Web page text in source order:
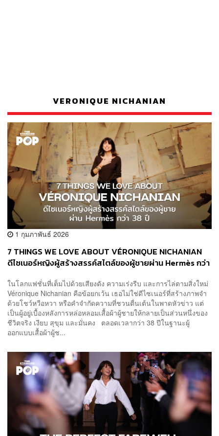
VERONIQUE NICHANIAN
1 กุมภาพันธ์ 2026
7 THINGS WE LOVE ABOUT VÉRONIQUE NICHANIAN
ดีไซเนอร์หญิงผู้สร้างสรรค์สไตล์ของผู้ชายผ่าน Hermès กว่า
ในโลกแฟชั่นที่เต็มไปด้วยเสียงดัง ความเร่งรีบ และการไล่ตามสิ่งใหม่
Véronique Nichanian คือข้อยกเว้น เธอไม่ใช่ดีไซเนอร์ที่สร้างภาพจำ
ด้วยโชว์หวือหวา หรือคำจำกัดความที่ชวนตื่นเต้นในพาดหัวข่าว แต่
เป็นผู้อยู่เบื้องหลังการหล่อหลอมเสื้อผ้าผู้ชายให้กลายเป็นส่วนหนึ่งของ
ชีวิตจริง เงียบ สุขุม และมั่นคง ตลอดเวลากว่า 38 ปีในฐานะผู้
ออกแบบเสื้อผ้าผู้ช...